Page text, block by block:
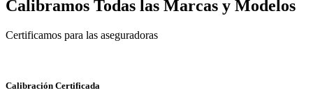
Calibramos Todas las Marcas y Modelos
Certificamos para las aseguradoras
Calibración Certificada